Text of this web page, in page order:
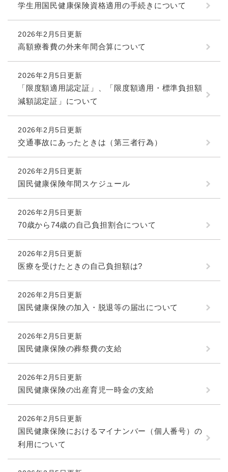
学生用国民健康保険資格適用の手続きについて
2026年2月5日更新
高額療養費の外来年間合算について
2026年2月5日更新
「限度額適用認定証」、「限度額適用・標準負担額
減額認定証」について
2026年2月5日更新
交通事故にあったときは（第三者行為）
2026年2月5日更新
国民健康保険年間スケジュール
2026年2月5日更新
70歳から74歳の自己負担割合について
2026年2月5日更新
医療を受けたときの自己負担額は?
2026年2月5日更新
国民健康保険の加入・脱退等の届出について
2026年2月5日更新
国民健康保険の葬祭費の支給
2026年2月5日更新
国民健康保険の出産育児一時金の支給
2026年2月5日更新
国民健康保険におけるマイナンバー（個人番号）の
利用について